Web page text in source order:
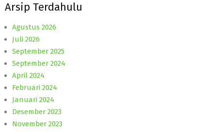
Arsip Terdahulu
Agustus 2026
Juli 2026
September 2025
September 2024
April 2024
Februari 2024
Januari 2024
Desember 2023
November 2023